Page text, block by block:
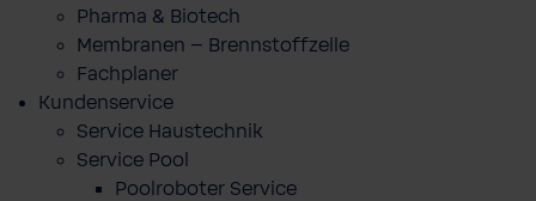
Pharma & Biotech
Membranen – Brennstoffzelle
Fachplaner
Kundenservice
Service Haustechnik
Service Pool
Poolroboter Service